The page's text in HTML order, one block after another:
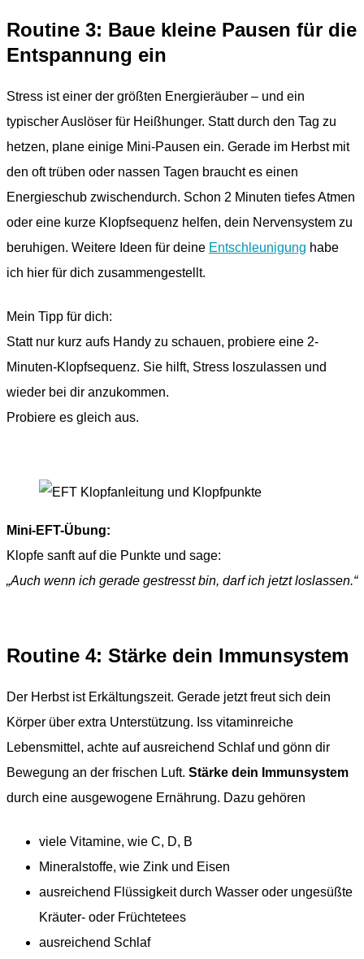
Routine 3: Baue kleine Pausen für die
Entspannung ein
Stress ist einer der größten Energieräuber – und ein
typischer Auslöser für Heißhunger. Statt durch den Tag zu
hetzen, plane einige Mini-Pausen ein. Gerade im Herbst mit
den oft trüben oder nassen Tagen braucht es einen
Energieschub zwischendurch. Schon 2 Minuten tiefes Atmen
oder eine kurze Klopfsequenz helfen, dein Nervensystem zu
beruhigen. Weitere Ideen für deine Entschleunigung habe
ich hier für dich zusammengestellt.
Mein Tipp für dich:
Statt nur kurz aufs Handy zu schauen, probiere eine 2-
Minuten-Klopfsequenz. Sie hilft, Stress loszulassen und
wieder bei dir anzukommen.
Probiere es gleich aus.
Mini-EFT-Übung:
Klopfe sanft auf die Punkte und sage:
„Auch wenn ich gerade gestresst bin, darf ich jetzt loslassen.“
Routine 4: Stärke dein Immunsystem
Der Herbst ist Erkältungszeit. Gerade jetzt freut sich dein
Körper über extra Unterstützung. Iss vitaminreiche
Lebensmittel, achte auf ausreichend Schlaf und gönn dir
Bewegung an der frischen Luft. Stärke dein Immunsystem
durch eine ausgewogene Ernährung. Dazu gehören
viele Vitamine, wie C, D, B
Mineralstoffe, wie Zink und Eisen
ausreichend Flüssigkeit durch Wasser oder ungesüßte
Kräuter- oder Früchtetees
ausreichend Schlaf